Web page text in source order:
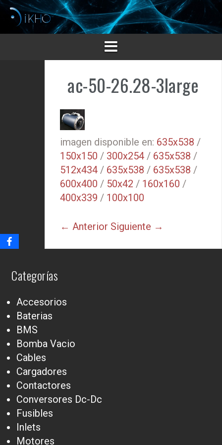
Saltar
contenido
ac-50-26.28-3large
imagen disponible en: 635x538 /
150x150 / 300x254/ 635x538 /
512x434/ 635x538 / 635x538 /
600x400 / 50x42 / 160x160 /
400x339 / 100x100
← Anterior Siguiente →
Categorías
Accesorios
Baterias
BMS
Bomba Vacio
Cables
Cargadores
Contactores
Conversores Dc-Dc
Fusibles
Inlets
Motores